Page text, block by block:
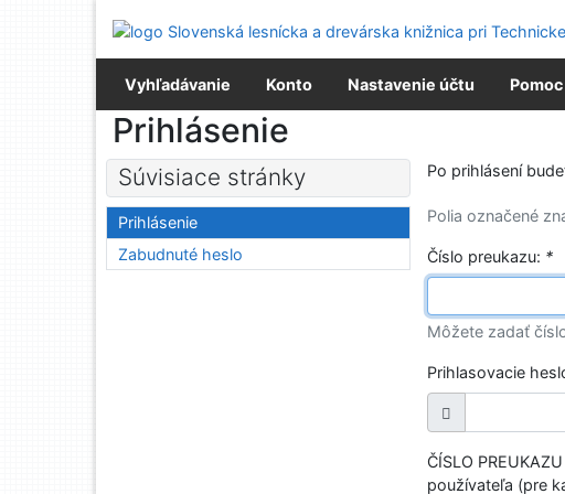
Prejsť na menu
Prehlásenie o webovej prístupnosti
Vyhľadávanie Konto Nastavenie účtu Pomoc
Prihlásenie
Po prihlásení
Polia označené
Číslo preukazu: *
Môžete zadať
Prihlasovacie
ČÍSLO
používateľa (pre
Súvisiace stránky
Prihlásenie
Zabudnuté heslo